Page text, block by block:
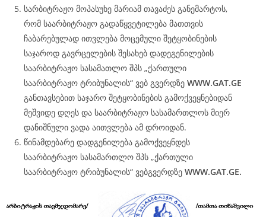
სარბიტრაჟო მოპასუხე მარიამ თავაძეს განემარტოს,
რომ საარბიტრაჟო გადაწყვეტილება მათთვის
ჩაბარებულად ითვლება მოცემული შეტყობინების
საჯაროდ გავრცელების შესახებ დადეგენილების
საარბიტრაჟო სასამათლო შპს „ქართული
საარბიტრაჟო ტრიბუნალის“ ვებ გვერდზე WWW.GAT.GE
განთავსებით საჯარო შეტყობინების გამოქვეყნებიდან
მეშვიდე დღეს და საარბიტრაჟო სასამართლოს მიერ
დანიშნული ვადა აითვლება ამ დროიდან.
წინამდებარე დადგენილება გამოქვეყნდეს
საარბიტრაჟო სასამართლო შპს „ქართული
საარბიტრაჟო ტრიბუნალის“ ვებგვერდზე WWW.GAT.GE.